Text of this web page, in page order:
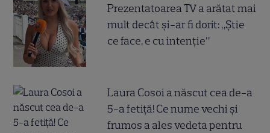
Prezentatoarea TV a arătat mai
mult decât și-ar fi dorit: „Știe
ce face, e cu intenție”
Laura Cosoi a născut cea de-a
5-a fetiță! Ce nume vechi și
frumos a ales vedeta pentru